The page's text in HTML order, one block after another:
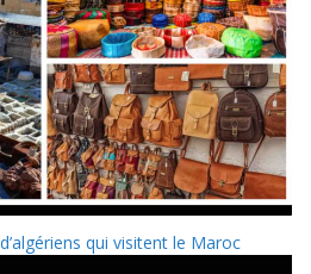
qui visitent le Maroc